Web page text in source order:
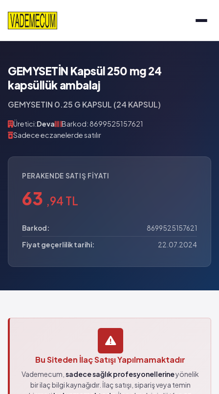
GEMYSETİN Kapsül 250 mg 24
kapsüllük ambalaj
GEMYSETIN 0.25 G KAPSUL (24 KAPSUL)
Üretici:Deva
Barkod: 8699525157621
Sadece eczanelerde satılır
PERAKENDE SATIŞ FIYATI
63 ,94 TL
Barkod:
8699525157621
Fiyat geçerlilik tarihi:
22.07.2024
Bu Siteden İlaç Satışı Yapılmamaktadır
Vademecum, sadece sağlık profesyonellerineyönelik
bir ilaç bilgi kaynağıdır. İlaç satışı, sipariş veya temin